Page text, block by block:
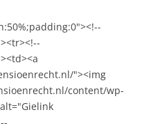
"><img
content/wp-